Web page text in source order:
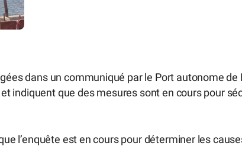
dans un communiqué par le Port autonome de
et indiquent que des mesures sont en cours pour
l’enquête est en cours pour déterminer les